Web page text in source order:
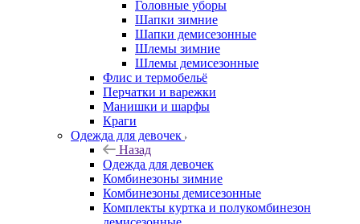
Головные уборы
Шапки зимние
Шапки демисезонные
Шлемы зимние
Шлемы демисезонные
Флис и термобельё
Перчатки и варежки
Манишки и шарфы
Краги
Одежда для девочек
Назад
Одежда для девочек
Комбинезоны зимние
Комбинезоны демисезонные
Комплекты куртка и полукомбинезон